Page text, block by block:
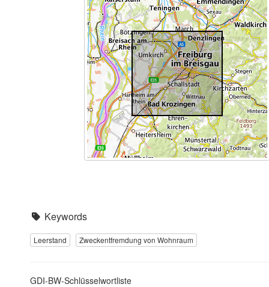
Keywords
Leerstand Zweckentfremdung von Wohnraum
GDI-BW-Schlüsselwortliste